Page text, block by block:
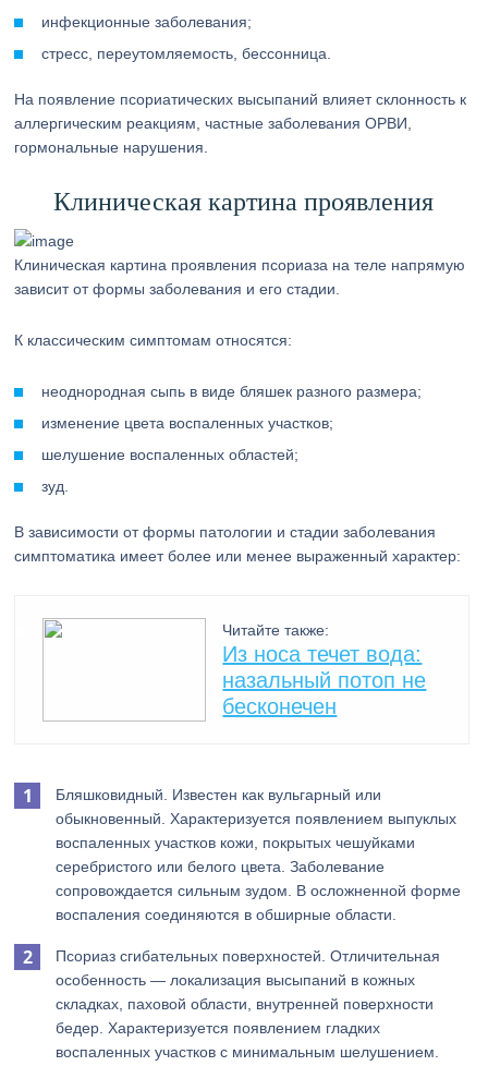
инфекционные заболевания;
стресс, переутомляемость, бессонница.
На появление псориатических высыпаний влияет склонность к
аллергическим реакциям, частные заболевания ОРВИ,
гормональные нарушения.
Клиническая картина проявления
Клиническая картина проявления псориаза на теле напрямую
зависит от формы заболевания и его стадии.
К классическим симптомам относятся:
неоднородная сыпь в виде бляшек разного размера;
изменение цвета воспаленных участков;
шелушение воспаленных областей;
зуд.
В зависимости от формы патологии и стадии заболевания
симптоматика имеет более или менее выраженный характер:
Читайте также:
Из носа течет вода:
назальный потоп не
бесконечен
Бляшковидный. Известен как вульгарный или
обыкновенный. Характеризуется появлением выпуклых
воспаленных участков кожи, покрытых чешуйками
серебристого или белого цвета. Заболевание
сопровождается сильным зудом. В осложненной форме
воспаления соединяются в обширные области.
Псориаз сгибательных поверхностей. Отличительная
особенность — локализация высыпаний в кожных
складках, паховой области, внутренней поверхности
бедер. Характеризуется появлением гладких
воспаленных участков с минимальным шелушением.